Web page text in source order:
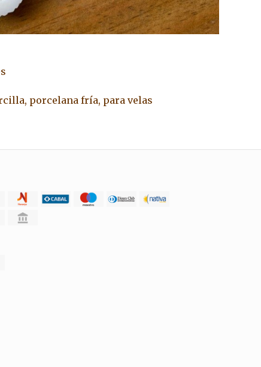
porcelana fría, para velas